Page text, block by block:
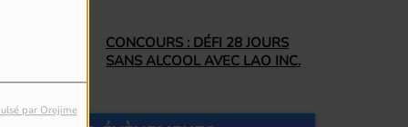
par Orejime
CONCOURS : DÉFI 28 JOURS
SANS ALCOOL AVEC LAO INC.